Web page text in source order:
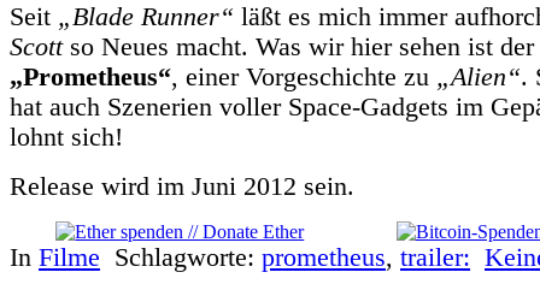
Seit „Blade Runner“ läßt es mich immer
Scottso Neues macht. Was wir hier sehen ist
„Prometheus“, einer Vorgeschichte zu „Alien“.
hat auch Szenerien voller Space-Gadgets im
lohnt sich!
Release wird im Juni 2012 sein.
In Filme Schlagworte: prometheus, trailer: